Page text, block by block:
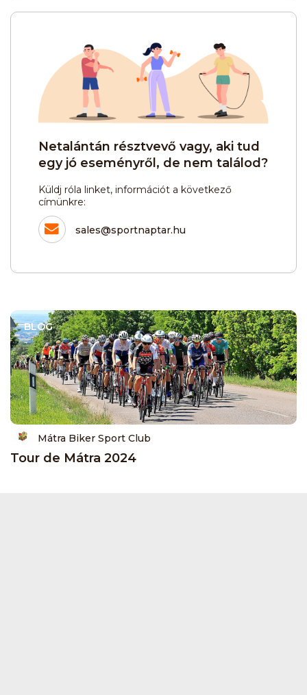
Netalántán résztvevő vagy, aki tud
egy jó eseményről, de nem találod?
Küldj róla linket, információt a következő
címünkre:
sales@sportnaptar.hu
BLOG
Mátra Biker Sport Club
Tour de Mátra 2024